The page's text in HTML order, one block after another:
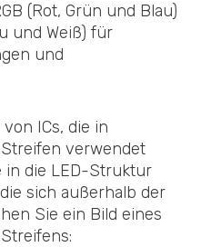
(Rot, Grün und Blau)
und Weiß) für
und
ICs, die in
verwendet
in die LED-Struktur
sich außerhalb der
Sie ein Bild eines